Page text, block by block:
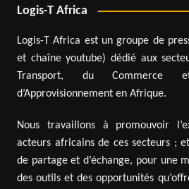
Logis-T Africa
Logis-T Africa est un groupe de
et chaîne youtube) dédié aux
Transport, du
d’Approvisionnement en Afrique.
Nous travaillons à promouvoir
acteurs africains de ces secteurs ;
de partage et d’échange, pour une
des outils et des opportunités